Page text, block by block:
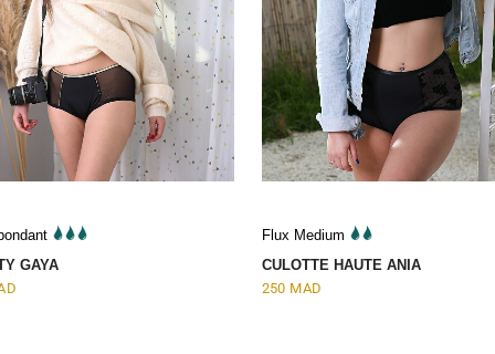
GAYA
Flux Medium
CULOTTE HAUTE ANIA
250 MAD